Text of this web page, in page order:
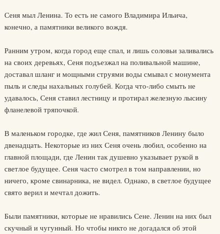
Сеня мыл Ленина. То есть не самого Владимира Ильича,
конечно, а памятники великого вождя.
Ранним утром, когда город еще спал, и лишь соловьи заливались
на своих деревьях, Сеня подъезжал на поливальной машине,
доставал шланг и мощными струями воды смывал с монумента
пыль и следы нахальных голубей. Когда что-либо смыть не
удавалось, Сеня ставил лестницу и протирал железную лысину
фланелевой тряпочкой.
В маленьком городке, где жил Сеня, памятников Ленину было
двенадцать. Некоторые из них Сеня очень любил, особенно на
главной площади, где Ленин так душевно указывает рукой в
светлое будущее. Сеня часто смотрел в том направлении, но
ничего, кроме свинарника, не видел. Однако, в светлое будущее
свято верил и мечтал дожить.
Были памятники, которые не нравились Сене. Ленин на них был
скучный и чугунный. Но чтобы никто не догадался об этой